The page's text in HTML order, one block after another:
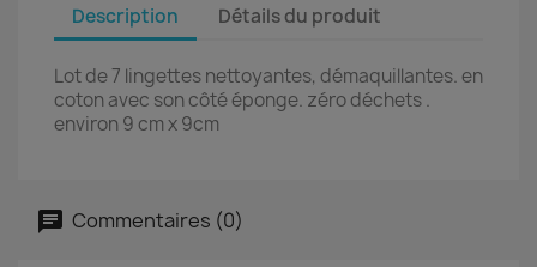
Description Détails du produit
Lot de 7 lingettes nettoyantes, démaquillantes. en
coton avec son côté éponge. zéro déchets .
environ 9 cm x 9cm
Commentaires (0)